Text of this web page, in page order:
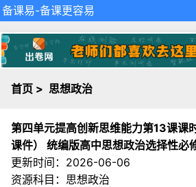
备课易-备课更容易
首页 > 思想政治
第四单元提高创新思维能力第13课课
课件） 统编版高中思想政治选择性必
更新时间：2026-06-06
资源科目：思想政治